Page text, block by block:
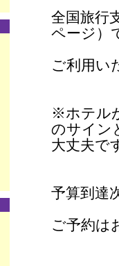
全国旅行
ページ）
ご利用い
※ホテル
のサイン
大丈夫で
予算到達
ご予約は